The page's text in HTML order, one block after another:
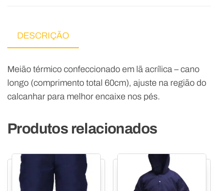
DESCRIÇÃO
Meião térmico confeccionado em lã acrílica – cano
longo (comprimento total 60cm), ajuste na região do
calcanhar para melhor encaixe nos pés.
Produtos relacionados